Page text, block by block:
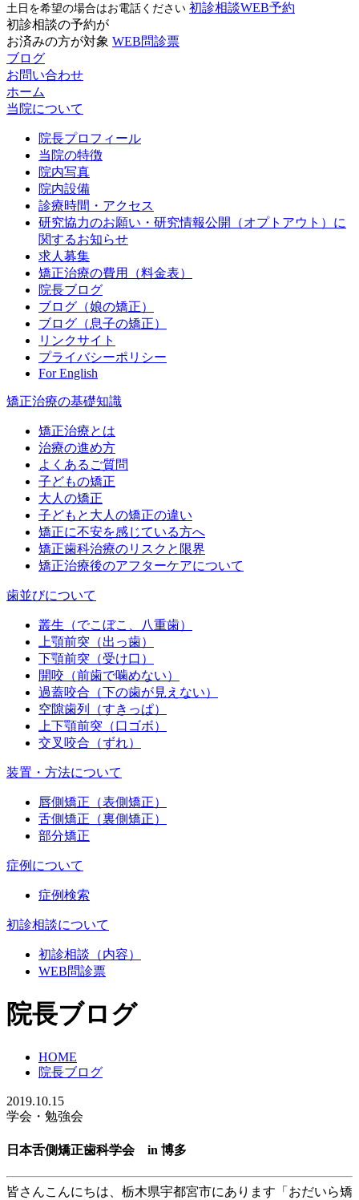
土日を希望の場合はお電話ください 初診相談WEB予約
初診相談の予約が
お済みの方が対象 WEB問診票
ブログ
お問い合わせ
ホーム
当院について
院長プロフィール
当院の特徴
院内写真
院内設備
診療時間・アクセス
研究協力のお願い・研究情報公開（オプトアウト）に
関するお知らせ
求人募集
矯正治療の費用（料金表）
院長ブログ
ブログ（娘の矯正）
ブログ（息子の矯正）
リンクサイト
プライバシーポリシー
For English
矯正治療の基礎知識
矯正治療とは
治療の進め方
よくあるご質問
子どもの矯正
大人の矯正
子どもと大人の矯正の違い
矯正に不安を感じている方へ
矯正歯科治療のリスクと限界
矯正治療後のアフターケアについて
歯並びについて
叢生（でこぼこ、八重歯）
上顎前突（出っ歯）
下顎前突（受け口）
開咬（前歯で噛めない）
過蓋咬合（下の歯が見えない）
空隙歯列（すきっぱ）
上下顎前突（口ゴボ）
交叉咬合（ずれ）
装置・方法について
唇側矯正（表側矯正）
舌側矯正（裏側矯正）
部分矯正
症例について
症例検索
初診相談について
初診相談（内容）
WEB問診票
院長ブログ
HOME
院長ブログ
2019.10.15
学会・勉強会
日本舌側矯正歯科学会 in 博多
皆さんこんにちは、栃木県宇都宮市にあります「おだいら矯